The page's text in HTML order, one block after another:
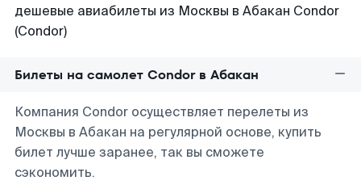
дешевые авиабилеты из Москвы в Абакан Condor
(Condor)
Билеты на самолет Condor в Абакан
Компания Condor осуществляет перелеты из
Москвы в Абакан на регулярной основе, купить
билет лучше заранее, так вы сможете
сэкономить.